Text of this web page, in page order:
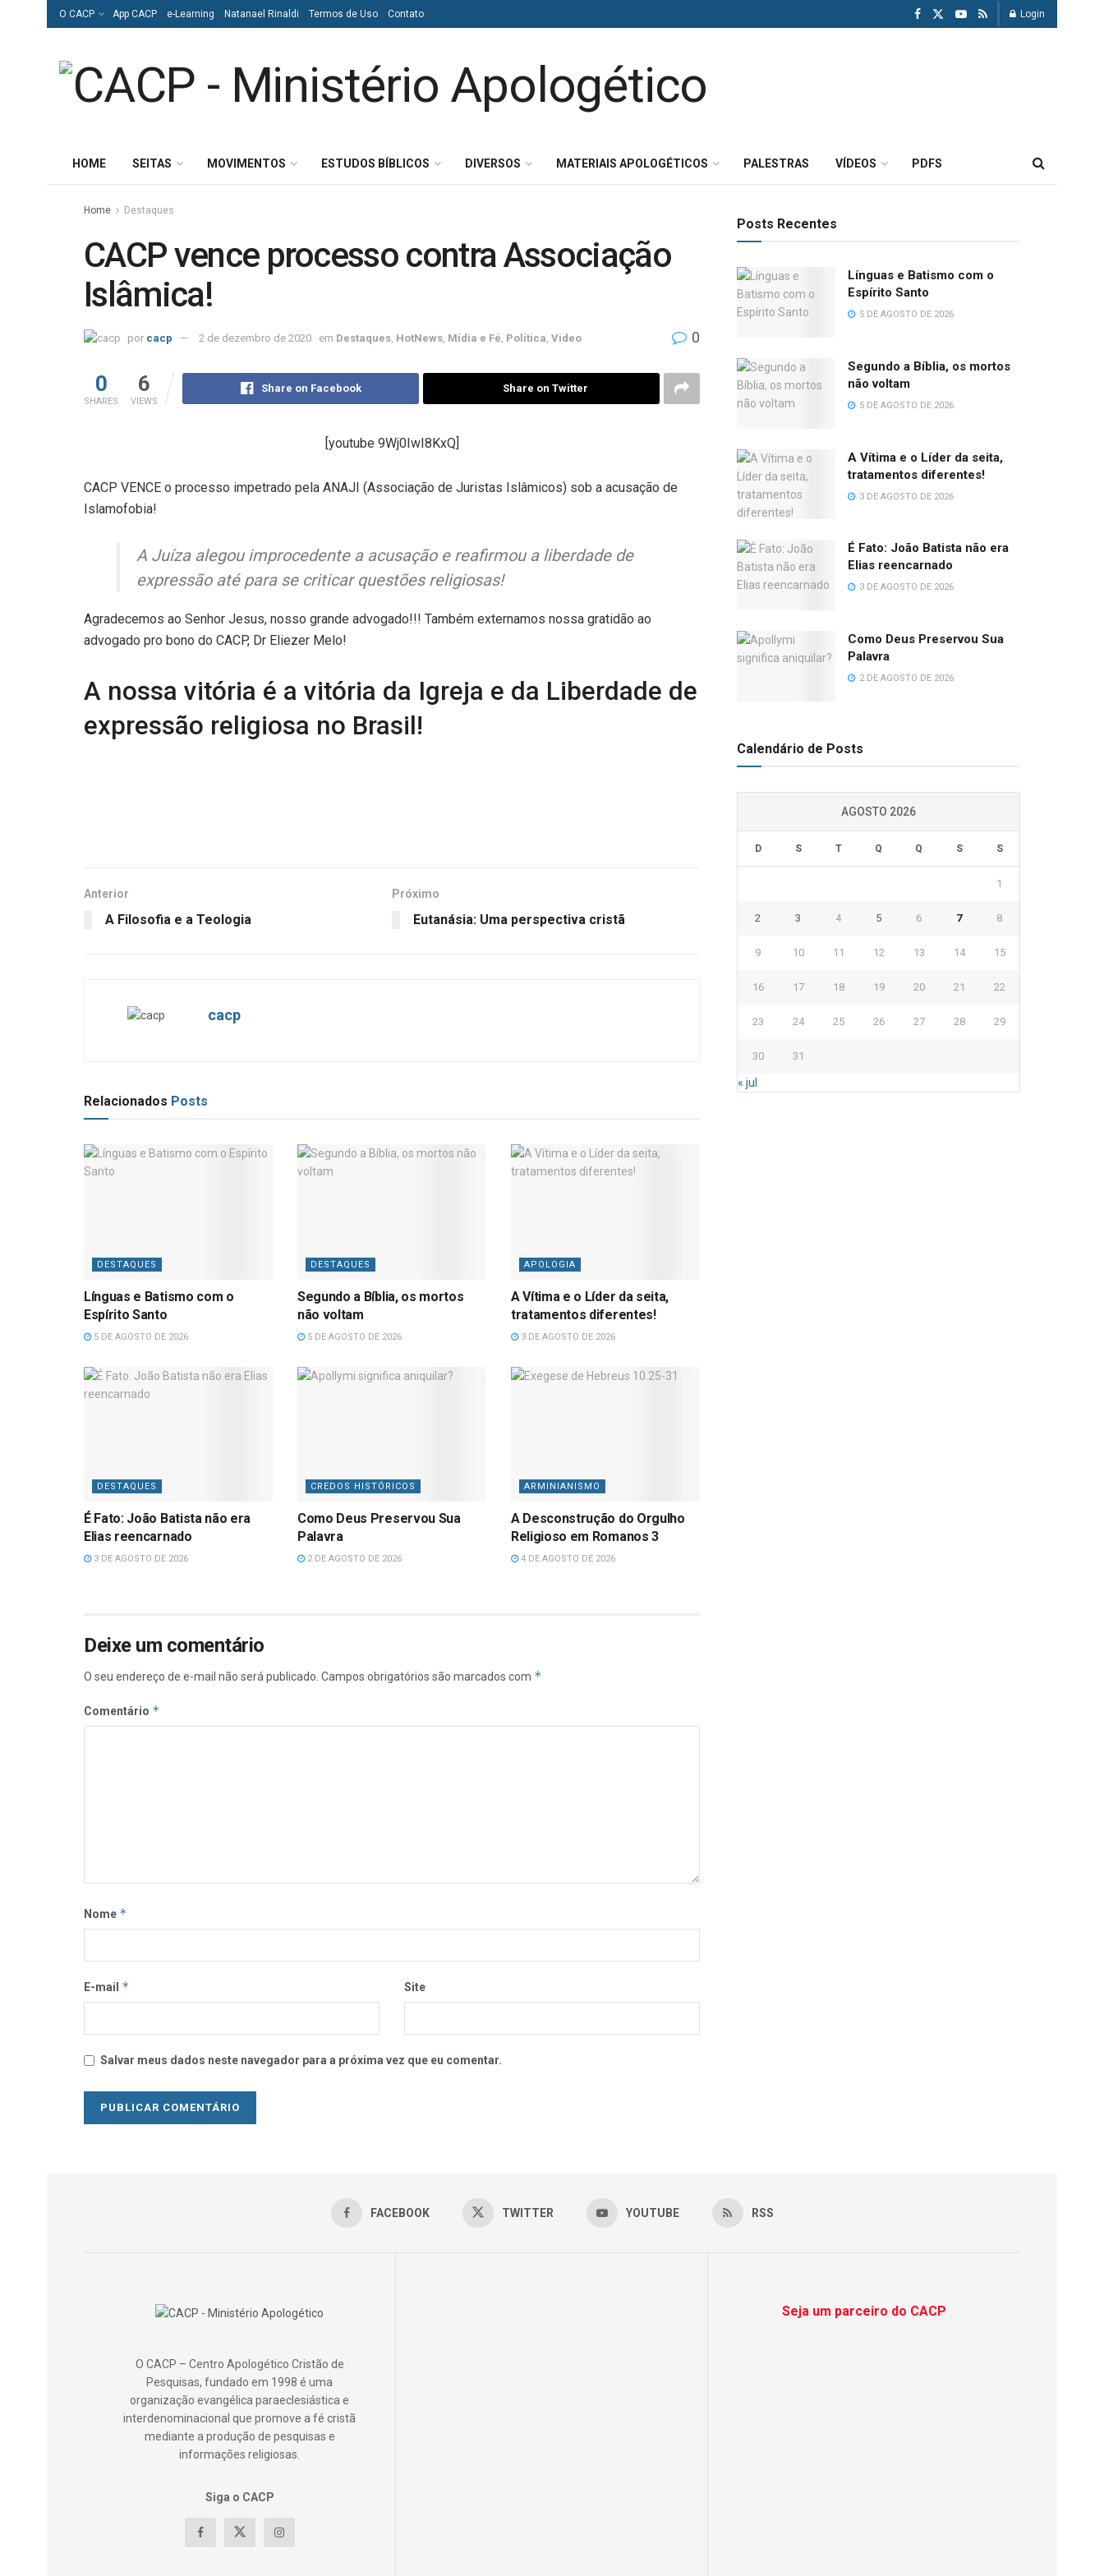
O CACP App CACP e-Learning Natanael Rinaldi Termos de Uso Contato Login
HOME SEITAS MOVIMENTOS ESTUDOS BÍBLICOS DIVERSOS MATERIAIS APOLOGÉTICOS PALESTRAS VÍDEOS PDFS
Home Destaques
CACP vence processo contra Associação
Islâmica!
por cacp 2 de dezembro de 2020 em Destaques HotNews Mídia e Fé Política Video 0
0
SHARES
6
VIEWS
Share on Facebook Share on Twitter
[youtube 9Wj0IwI8KxQ]
CACP VENCE o processo impetrado pela ANAJI (Associação de Juristas Islâmicos) sob a acusação de
Islamofobia!
A Juíza alegou improcedente a acusação e reafirmou a liberdade de
expressão até para se criticar questões religiosas!
Agradecemos ao Senhor Jesus, nosso grande advogado!!! Também externamos nossa gratidão ao
advogado pro bono do CACP, Dr Eliezer Melo!
A nossa vitória é a vitória da Igreja e da Liberdade de
expressão religiosa no Brasil!
Anterior
A Filosofia e a Teologia
Próximo
Eutanásia: Uma perspectiva cristã
cacp
Relacionados Posts
DESTAQUES
Línguas e Batismo com o
Espírito Santo
5 DE AGOSTO DE 2026
DESTAQUES
Segundo a Bíblia, os mortos
não voltam
5 DE AGOSTO DE 2026
APOLOGIA
A Vítima e o Líder da seita,
tratamentos diferentes!
3 DE AGOSTO DE 2026
DESTAQUES
É Fato: João Batista não era
Elias reencarnado
3 DE AGOSTO DE 2026
CREDOS HISTÓRICOS
Como Deus Preservou Sua
Palavra
2 DE AGOSTO DE 2026
ARMINIANISMO
A Desconstrução do Orgulho
Religioso em Romanos 3
4 DE AGOSTO DE 2026
Deixe um comentário
O seu endereço de e-mail não será publicado. Campos obrigatórios são marcados com *
Comentário *
Nome *
E-mail * Site
Salvar meus dados neste navegador para a próxima vez que eu comentar.
Posts Recentes
Línguas e Batismo com o
Espírito Santo
5 DE AGOSTO DE 2026
Segundo a Bíblia, os mortos
não voltam
5 DE AGOSTO DE 2026
A Vítima e o Líder da seita,
tratamentos diferentes!
3 DE AGOSTO DE 2026
É Fato: João Batista não era
Elias reencarnado
3 DE AGOSTO DE 2026
Como Deus Preservou Sua
Palavra
2 DE AGOSTO DE 2026
Calendário de Posts
AGOSTO 2026
D S T Q Q S S
1
2 3 4 5 6 7 8
9 10 11 12 13 14 15
16 17 18 19 20 21 22
23 24 25 26 27 28 29
30 31
« jul
FACEBOOK TWITTER YOUTUBE RSS
O CACP – Centro Apologético Cristão de
Pesquisas, fundado em 1998 é uma
organização evangélica paraeclesiástica e
interdenominacional que promove a fé cristã
mediante a produção de pesquisas e
informações religiosas.
Siga o CACP
Seja um parceiro do CACP